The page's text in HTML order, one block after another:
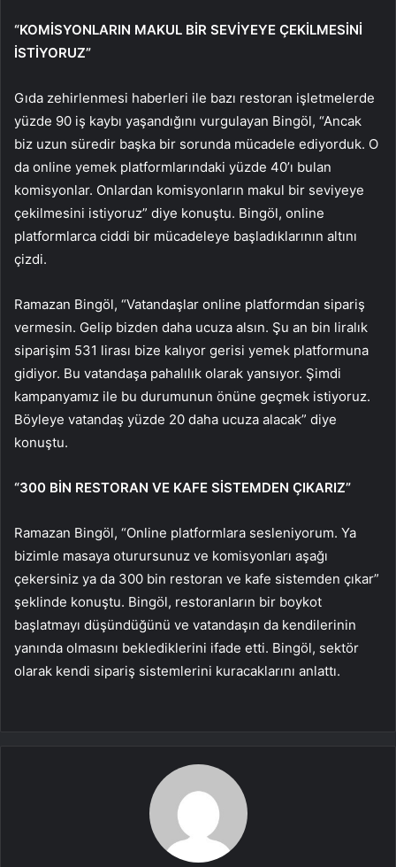
“KOMİSYONLARIN MAKUL BİR SEVİYEYE ÇEKİLMESİNİ
İSTİYORUZ”
Gıda zehirlenmesi haberleri ile bazı restoran işletmelerde
yüzde 90 iş kaybı yaşandığını vurgulayan Bingöl, “Ancak
biz uzun süredir başka bir sorunda mücadele ediyorduk. O
da online yemek platformlarındaki yüzde 40’ı bulan
komisyonlar. Onlardan komisyonların makul bir seviyeye
çekilmesini istiyoruz” diye konuştu. Bingöl, online
platformlarca ciddi bir mücadeleye başladıklarının altını
çizdi.
Ramazan Bingöl, “Vatandaşlar online platformdan sipariş
vermesin. Gelip bizden daha ucuza alsın. Şu an bin liralık
siparişim 531 lirası bize kalıyor gerisi yemek platformuna
gidiyor. Bu vatandaşa pahalılık olarak yansıyor. Şimdi
kampanyamız ile bu durumunun önüne geçmek istiyoruz.
Böyleye vatandaş yüzde 20 daha ucuza alacak” diye
konuştu.
“300 BİN RESTORAN VE KAFE SİSTEMDEN ÇIKARIZ”
Ramazan Bingöl, “Online platformlara sesleniyorum. Ya
bizimle masaya oturursunuz ve komisyonları aşağı
çekersiniz ya da 300 bin restoran ve kafe sistemden çıkar”
şeklinde konuştu. Bingöl, restoranların bir boykot
başlatmayı düşündüğünü ve vatandaşın da kendilerinin
yanında olmasını beklediklerini ifade etti. Bingöl, sektör
olarak kendi sipariş sistemlerini kuracaklarını anlattı.